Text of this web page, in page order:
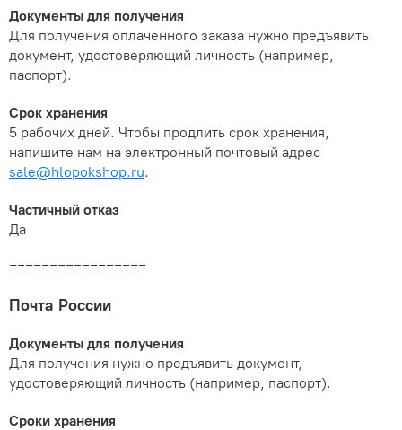
Документы для получения
Для получения оплаченного заказа нужно предъявить
документ, удостоверяющий личность (например,
паспорт).
Срок хранения
5 рабочих дней. Чтобы продлить срок хранения,
напишите нам на электронный почтовый адрес
sale@hlopokshop.ru.
Частичный отказ
Да
=================
Почта России
Документы для получения
Для получения нужно предъявить документ,
удостоверяющий личность (например, паспорт).
Сроки хранения